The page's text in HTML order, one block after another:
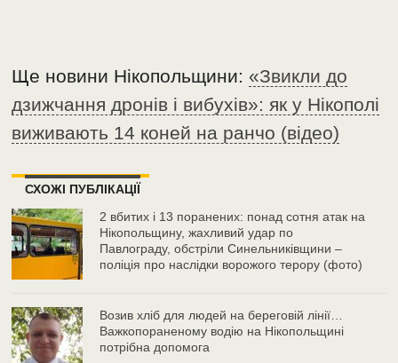
Ще новини Нікопольщини:«Звикли до
дзижчання дронів і вибухів»: як у Нікополі
виживають 14 коней на ранчо (відео)
СХОЖІ ПУБЛІКАЦІЇ
2 вбитих і 13 поранених: понад сотня атак на
Нікопольщину, жахливий удар по
Павлограду, обстріли Синельниківщини –
поліція про наслідки ворожого терору (фото)
Возив хліб для людей на береговій лінії…
Важкопораненому водію на Нікопольщині
потрібна допомога